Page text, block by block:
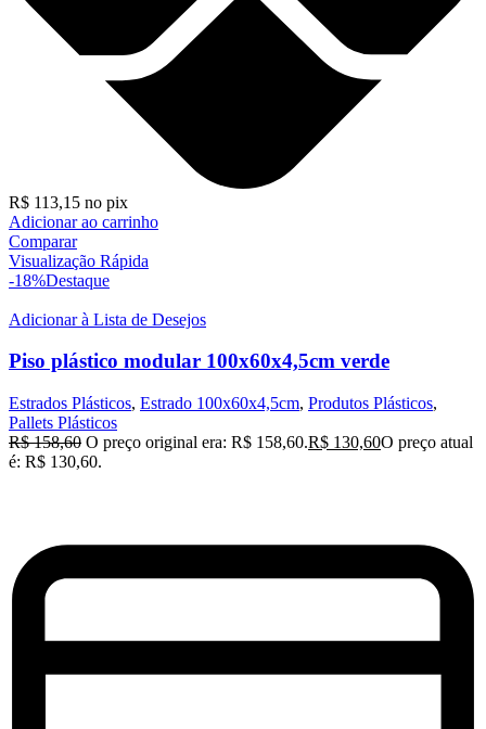
R$ 113,15 no pix
Adicionar ao carrinho
Comparar
Visualização Rápida
-18%Destaque
Adicionar à Lista de Desejos
Piso plástico modular 100x60x4,5cm verde
Estrados Plásticos, Estrado 100x60x4,5cm, Produtos Plásticos,
Pallets Plásticos
R$158,60 O preço original era: R$ 158,60.R$ 130,60O preço atual
é: R$ 130,60.